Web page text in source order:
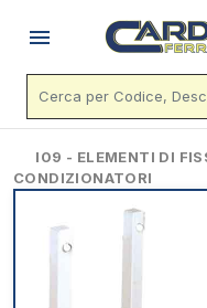
menu
I09 - ELEMENTI DI
CONDIZIONATORI